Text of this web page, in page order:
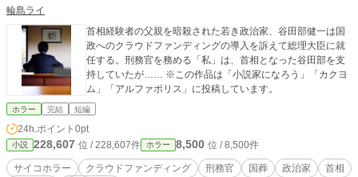
輪島ライ
首相経験者の父親を暗殺された若き政治家、谷田部健一は国
政へのクラウドファンディングの導入を訴えて総理大臣に就
任する。刑務官を務める「私」は、首相となった谷田部を支
持していたが…… ※この作品は「小説家になろう」「カクヨ
ム」「アルファポリス」に投稿しています。
ホラー 完結 短編
24h.ポイント 0pt
小説 228,607 位 / 228,607件 ホラー 8,500 位 / 8,500件
サイコホラー クラウドファンディング 刑務官 国葬 政治家
首相